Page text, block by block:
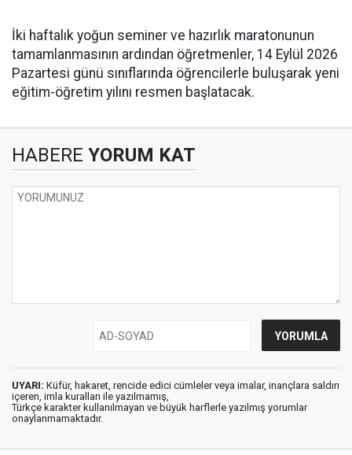
İki haftalık yoğun seminer ve hazırlık maratonunun
tamamlanmasının ardından öğretmenler, 14 Eylül 2026
Pazartesi günü sınıflarında öğrencilerle buluşarak yeni
eğitim-öğretim yılını resmen başlatacak.
HABERE YORUM KAT
UYARI: Küfür, hakaret, rencide edici cümleler veya imalar, inançlara saldırı
içeren, imla kuralları ile yazılmamış,
Türkçe karakter kullanılmayan ve büyük harflerle yazılmış yorumlar
onaylanmamaktadır.